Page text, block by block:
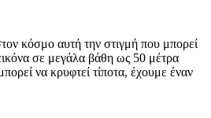
κόσμο αυτή την στιγμή που μπορεί
σε μεγάλα βάθη ως 50 μέτρα
να κρυφτεί τίποτα, έχουμε έναν